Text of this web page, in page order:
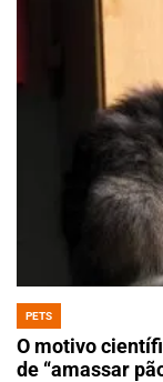
POSTED
IN
PETS
O motivo
de “amassar